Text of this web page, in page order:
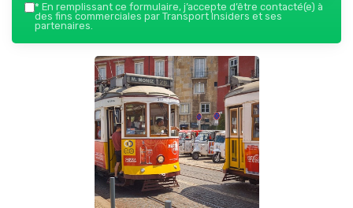
* En remplissant ce formulaire, j’accepte d’être contacté(e) à
des fins commerciales par Transport Insiders et ses
partenaires.